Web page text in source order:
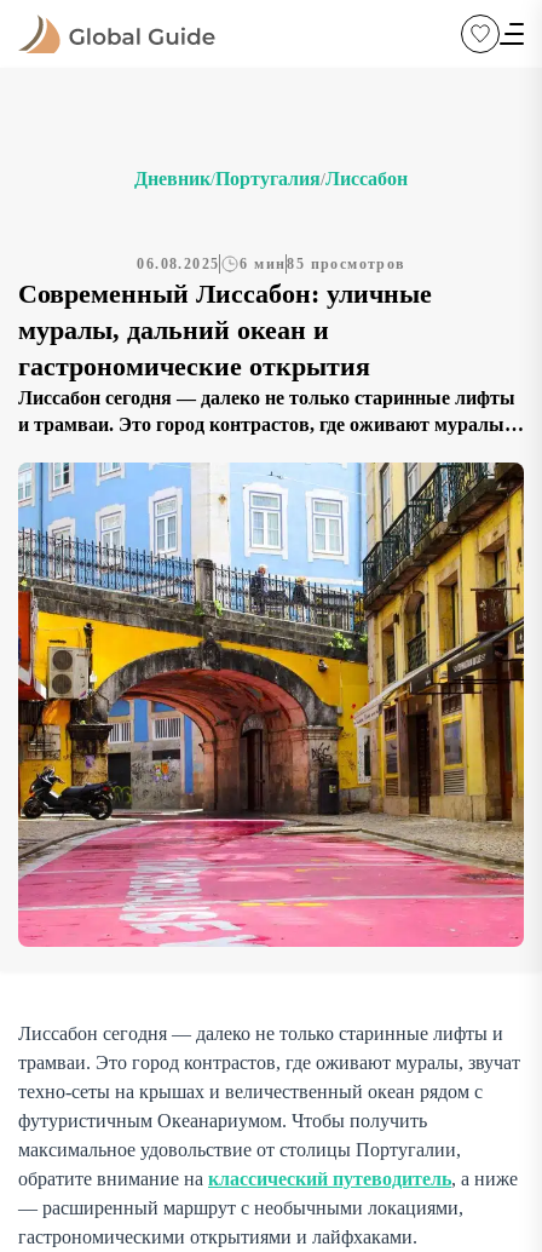
Дневник/Португалия/Лиссабон
06.08.2025 6 мин85 просмотров
Современный Лиссабон: уличные
муралы, дальний океан и
гастрономические открытия
Лиссабон сегодня — далеко не только старинные лифты
и трамваи. Это город контрастов, где оживают муралы,
рядом с футуристичным Океанариумом. Чтобы
получить максимальное удовольствие от столицы
Португалии, обратите внимание на классический
путеводитель, а ниже — расширенный маршрут с
необычными локациями, гастрономическими
открытиями и лайфхаками. 1. Районы нового Лиссабона
[…]
Лиссабон сегодня — далеко не только старинные лифты и
трамваи. Это город контрастов, где оживают муралы, звучат
техно-сеты на крышах и величественный океан рядом с
футуристичным Океанариумом. Чтобы получить
максимальное удовольствие от столицы Португалии,
обратите внимание на классический путеводитель, а ниже
— расширенный маршрут с необычными локациями,
гастрономическими открытиями и лайфхаками.